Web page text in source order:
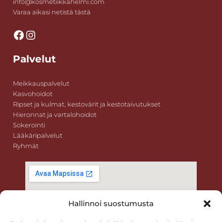
Hallinnoi suostumusta
info@kosmetiikkahelmi.com
Varaa aikasi netistä tästä
Facebook Instagram
Palvelut
Meikkauspalvelut
Kasvohoidot
Ripset ja kulmat, kestovärit ja kestotaivutukset
Hieronnat ja vartalohoidot
Sokerointi
Lääkäripalvelut
Ryhmät